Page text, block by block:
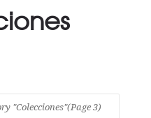
"Colecciones"(Page 3)